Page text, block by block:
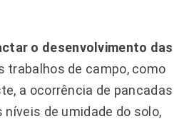
o desenvolvimento das
trabalhos de campo, como
a ocorrência de pancadas
de umidade do solo,